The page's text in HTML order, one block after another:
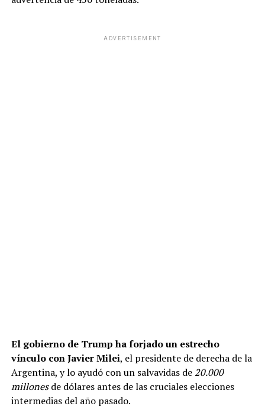
ADVERTISEMENT
El gobierno de Trump ha forjado un estrecho
vínculo con Javier Milei, el presidente de derecha de la
Argentina, y lo ayudó con un salvavidas de 20.000
millonesde dólares antes de las cruciales elecciones
intermedias del año pasado.